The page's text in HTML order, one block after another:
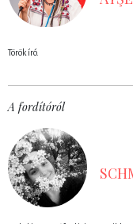
Török író.
A fordítóról